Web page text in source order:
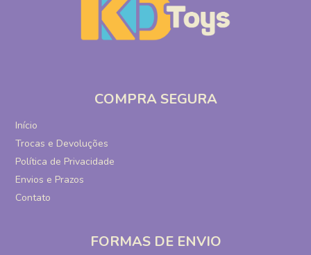
COMPRA SEGURA
Início
Trocas e Devoluções
Política de Privacidade
Envios e Prazos
Contato
FORMAS DE ENVIO